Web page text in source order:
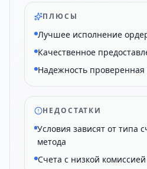
ПЛЮСЫ
Лучшее исполнение
Качественное
Надежность
НЕДОСТАТКИ
Условия зависят от типа
метода
Счета с низкой